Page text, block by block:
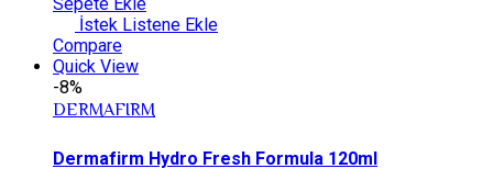
İstek Listene Ekle
Compare
Quick View
-8%
DERMAFIRM
Dermafirm Hydro Fresh Formula 120ml